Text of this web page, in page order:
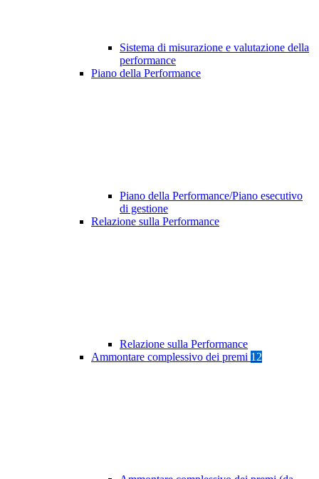
Sistema di misurazione e valutazione della
performance
Piano della Performance
Piano della Performance/Piano esecutivo
di gestione
Relazione sulla Performance
Relazione sulla Performance
Ammontare complessivo dei premi 12